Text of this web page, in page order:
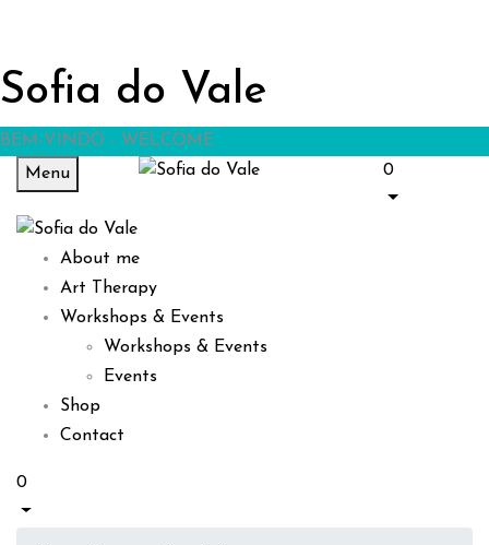
Sofia do Vale
BEM-VINDO - WELCOME
Menu
0
About me
Art Therapy
Workshops & Events
Workshops & Events
Events
Shop
Contact
0